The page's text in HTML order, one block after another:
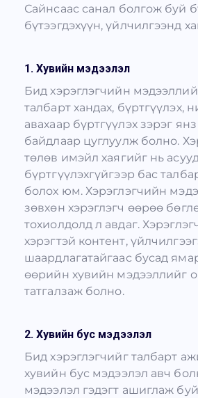
Сайнсаас санал болгож буй
бүтээгдэхүүн, үйлчилгээнд
1. Хувийн мэдээлэл
Бид хэрэглэгчийн
талбарт хандах, бүртгүүлэх,
авахаар бүртгүүлэх зэрэг
байдлаар цуглуулж болно.
төлөв имэйл хаягийг нь
бүртгүүлэхгүйгээр бас
болох юм. Хэрэглэгчийн
зөвхөн хэрэглэгч өөрөө
тохиолдолд л авдаг.
хэрэгтэй контент,
шаардлагатайгаас бусад
өөрийн хувийн мэдээллийг
татгалзаж болно.
2. Хувийн бус мэдээлэл
Бид хэрэглэгчийг талбарт
хувийн бус мэдээлэл авч
мэдээлэл гэдэгт ашиглаж